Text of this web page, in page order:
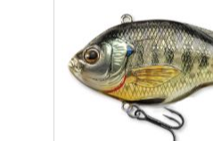
sichere
Fangergebnisse.
Offizielle LiveTarget
ausdrücklich alsRattleBait